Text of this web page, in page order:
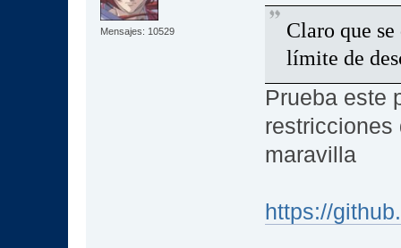
Mensajes: 10529
Claro que
límite de
Prueba este
restricciones
maravilla
https://